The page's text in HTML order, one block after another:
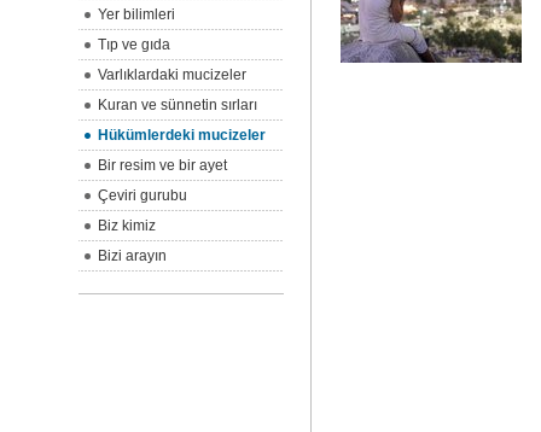
Yer bilimleri
Tıp ve gıda
Varlıklardaki mucizeler
Kuran ve sünnetin sırları
Hükümlerdeki mucizeler
Bir resim ve bir ayet
Çeviri gurubu
Biz kimiz
Bizi arayın